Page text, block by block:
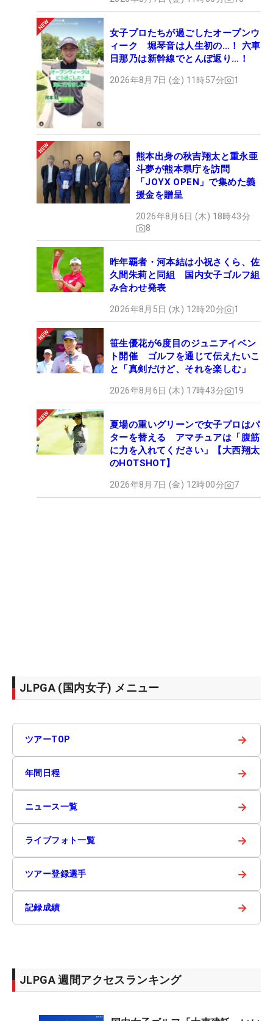
女子プロたちが過ごしたオープンウ
ィーク 堀琴音は人生初の…！ 六車
日那乃は新幹線でとんぼ返り…！
2026年8月7日 (金) 11時57分 1
熊本出身の秋吉翔太と重永亜
斗夢が熊本県庁を訪問
「JOYX OPEN」で集めた義
援金を贈呈
2026年8月6日 (木) 18時43分
8
昨年覇者・河本結は小祝さくら、佐
久間朱莉と同組 国内女子ゴルフ組
み合わせ発表
2026年8月5日 (水) 12時20分 1
笹生優花が6度目のジュニアイベン
ト開催 ゴルフを通じて伝えたいこ
と「真剣だけど、それを楽しむ」
2026年8月6日 (木) 17時43分 19
夏場の重いグリーンで女子プロはパ
ターを替える アマチュアは「腹筋
に力を入れてください」【大西翔太
のHOTSHOT】
2026年8月7日 (金) 12時00分 7
JLPGA (国内女子) メニュー
ツアーTOP →
年間日程 →
ニュース一覧 →
ライブフォト一覧 →
ツアー登録選手 →
記録成績 →
JLPGA 週間アクセスランキング